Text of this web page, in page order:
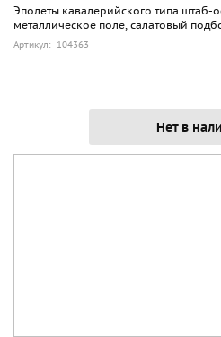
Эполеты кавалерийского типа штаб-
металлическое поле, салатовый
Артикул: 104363
Нет в